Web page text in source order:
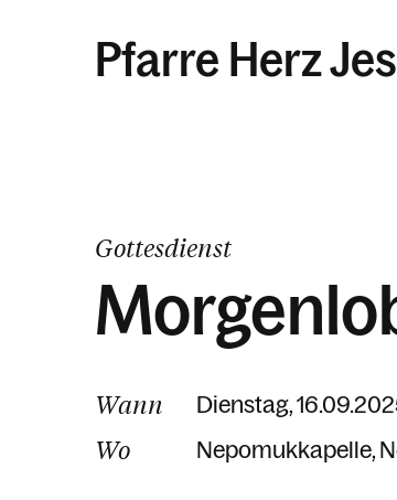
Pfarre Herz
Gottesdienst
Wann Dienstag,
Wo Nepomukkapelle